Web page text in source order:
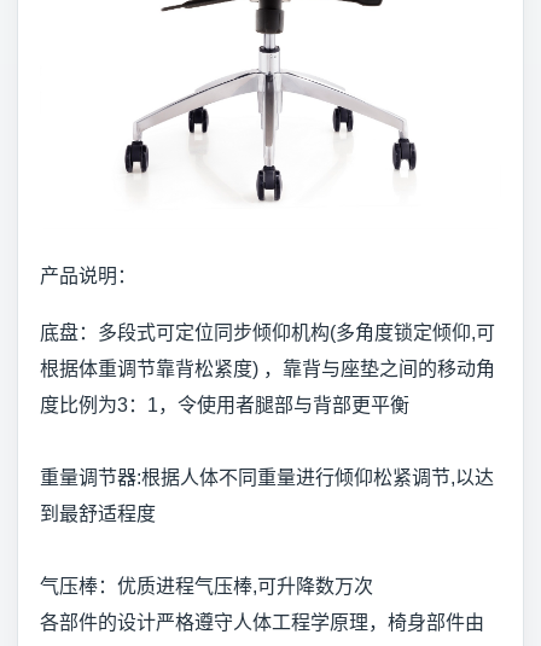
产品说明：
底盘：多段式可定位同步倾仰机构(多角度锁定倾仰,可
根据体重调节靠背松紧度) ，靠背与座垫之间的移动角
度比例为3：1，令使用者腿部与背部更平衡
重量调节器:根据人体不同重量进行倾仰松紧调节,以达
到最舒适程度
气压棒：优质进程气压棒,可升降数万次
各部件的设计严格遵守人体工程学原理，椅身部件由